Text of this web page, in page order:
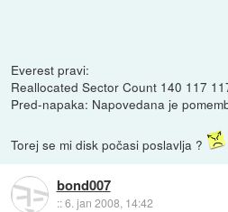
Everest pravi:
Reallocated Sector Count 140 117
Pred-napaka: Napovedana je
Torej se mi disk počasi poslavlja ?
bond007
::6. jan 2008, 14:42